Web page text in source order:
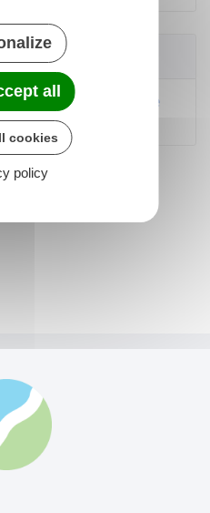
universelle maladie
all
cookies
policy